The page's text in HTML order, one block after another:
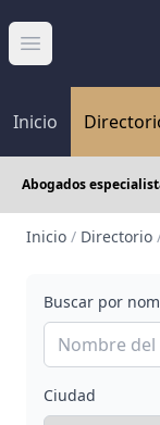
Abrir menú
Inicio
Abogados
Inicio / Directorio
Buscar por
Ciudad